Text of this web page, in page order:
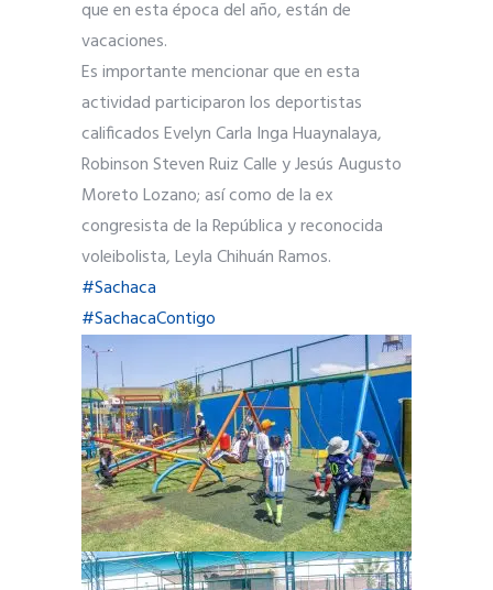
que en esta época del año, están de
vacaciones.
Es importante mencionar que en esta
actividad participaron los deportistas
calificados Evelyn Carla Inga Huaynalaya,
Robinson Steven Ruiz Calle y Jesús Augusto
Moreto Lozano; así como de la ex
congresista de la República y reconocida
voleibolista, Leyla Chihuán Ramos.
#Sachaca
#SachacaContigo